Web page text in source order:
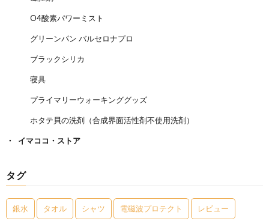
O4酸素パワーミスト
グリーンパン バルセロナプロ
ブラックシリカ
寝具
プライマリーウォーキンググッズ
ホタテ貝の洗剤（合成界面活性剤不使用洗剤）
イマココ・ストア
タグ
銀水 タオル シャツ 電磁波プロテクト レビュー